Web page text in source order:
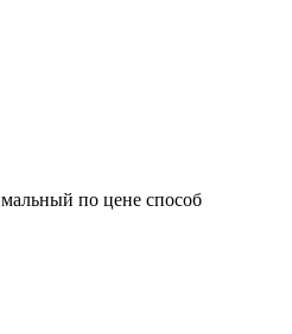
по цене способ